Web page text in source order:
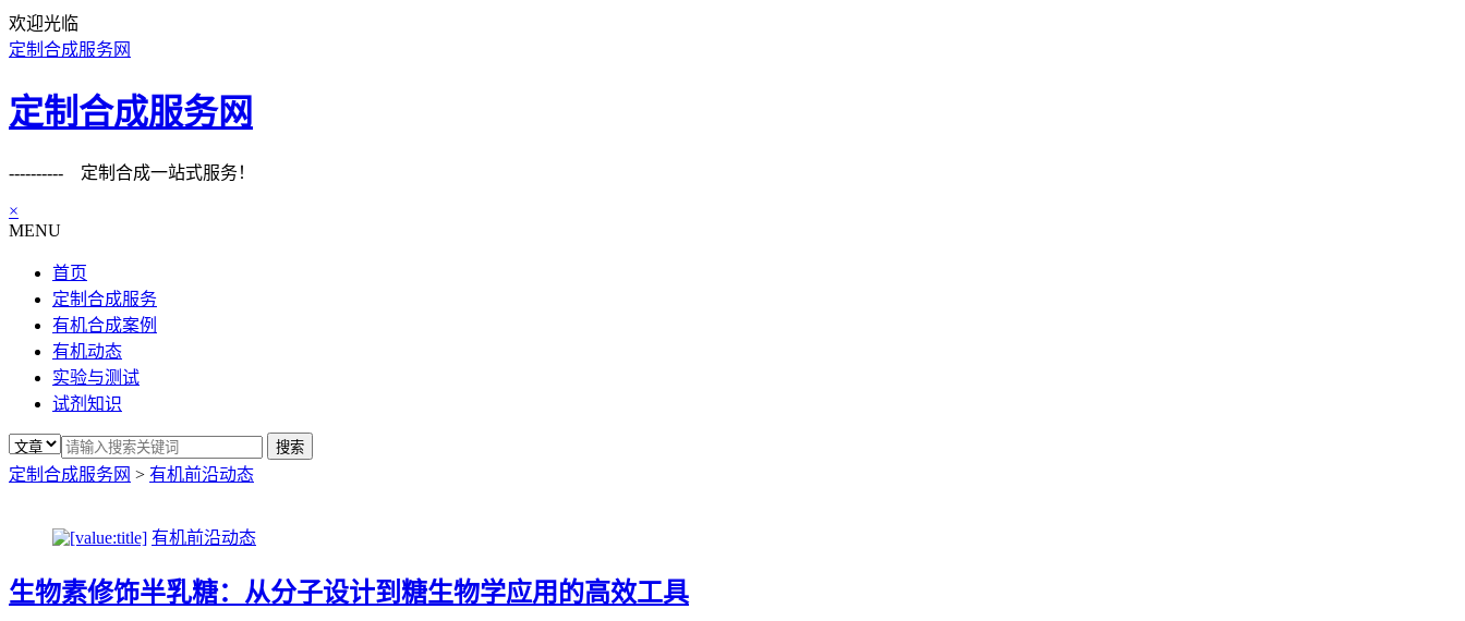
欢迎光临
定制合成服务网
定制合成服务网
---------- 定制合成一站式服务！
×
MENU
首页
定制合成服务
有机合成案例
有机动态
实验与测试
试剂知识
定制合成服务网 > 有机前沿动态
有机前沿动态
生物素修饰半乳糖：从分子设计到糖生物学应用的高效工具